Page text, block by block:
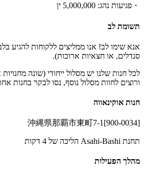
・פגיעות נהג: 5,000,000 ין
תשומת לב
אנא שימו לב! אנו ממליצים ללקוחות להגיע
סנדלים, או חצאיות ארוכות).
לכל חנות שלנו יש מסלול ייחודי (שונה
ורוצים לחוות מסלול נוסף, נסו לבקר בחנות
חנות אוקינאווה
[900-0034]沖縄県那覇市東町7-1
תחנת Asahi-Bashi הליכה של 4 דקות
מהלך הפעילות